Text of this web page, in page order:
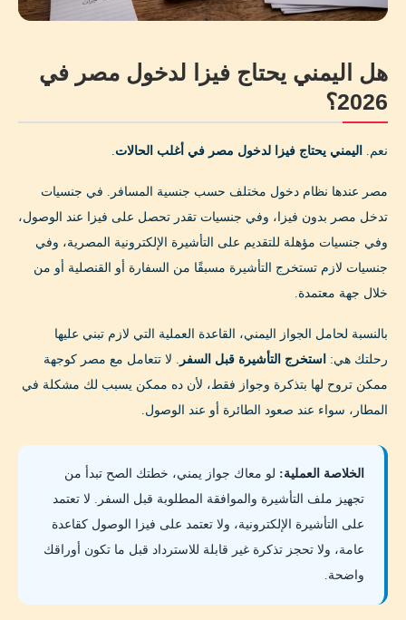
أسئلة شائعة عن فيزا مصر لليمنيين
مصادر ومراجع رسمية
📱 خطط رحلتك إلى مصر بسهولة مع تطبيق Passport
Trails
هل اليمني يحتاج فيزا لدخول مصر في
2026؟
نعم. اليمني يحتاج فيزا لدخول مصر في أغلب الحالات
مصر عندها نظام دخول مختلف حسب جنسية المسافر. في جنسيات
تدخل مصر بدون فيزا، وفي جنسيات تقدر تحصل على فيزا عند الوصول،
وفي جنسيات مؤهلة للتقديم على التأشيرة الإلكترونية المصرية، وفي
جنسيات لازم تستخرج التأشيرة مسبقًا من السفارة أو القنصلية أو من
خلال جهة معتمدة.
بالنسبة لحامل الجواز اليمني، القاعدة العملية التي لازم تبني عليها
رحلتك هي: استخرج التأشيرة قبل السفر
. لا تتعامل مع مصر كوجهة
ممكن تروح لها بتذكرة وجواز فقط، لأن ده ممكن يسبب لك مشكلة في
المطار، سواء عند صعود الطائرة أو عند الوصول.
الخلاصة العملية: لو معاك جواز يمني، خطتك الصح تبدأ من
تجهيز ملف التأشيرة والموافقة المطلوبة قبل السفر. لا تعتمد
على التأشيرة الإلكترونية، ولا تعتمد على فيزا الوصول كقاعدة
عامة، ولا تحجز تذكرة غير قابلة للاسترداد قبل ما تكون أوراقك
واضحة.